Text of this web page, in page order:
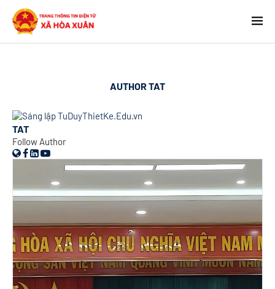
AUTHORTAT
TAT
Follow Author